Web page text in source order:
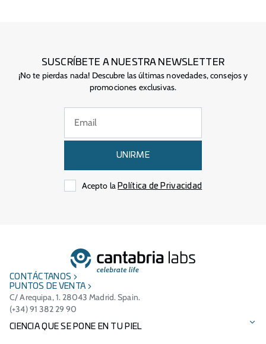
SUSCRÍBETE A NUESTRA NEWSLETTER
¡No te pierdas nada! Descubre las últimas novedades, consejos y
promociones exclusivas.
UNIRME
Acepto laPolítica de Privacidad
CONTÁCTANOS
PUNTOS DE VENTA
C/ Arequipa, 1. 28043 Madrid. Spain.
(+34) 91 382 29 90
CIENCIA QUE SE PONE EN TU PIEL